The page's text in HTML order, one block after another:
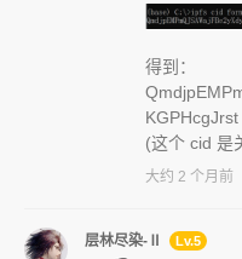
得到：
KGPHcgJrst
(这个 cid 是
大约 2 个月前
层林尽染-Ⅱ Lv.5